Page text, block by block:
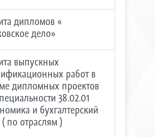
дипломов «
дело»
выпускных
работ в
дипломных проектов
38.02.01
и бухгалтерский
( по отраслям )